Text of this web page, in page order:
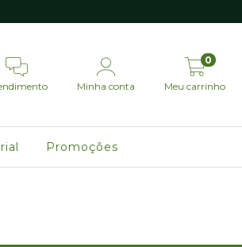
Minha conta Meu carrinho
0
Promoções